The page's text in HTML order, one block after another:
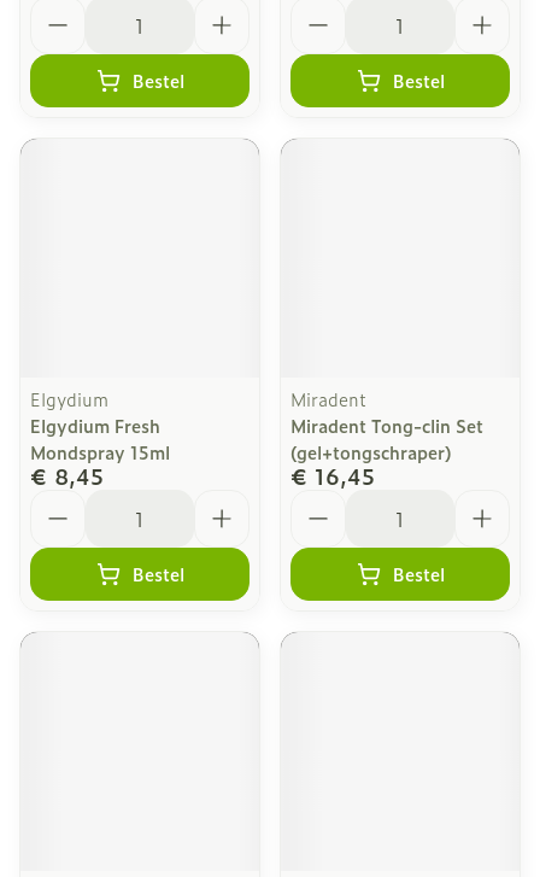
Bestel Bestel
Elgydium
Elgydium Fresh
Mondspray 15ml
€ 8,45
Bestel
Miradent
Miradent Tong-clin Set
(gel+tongschraper)
€ 16,45
Bestel